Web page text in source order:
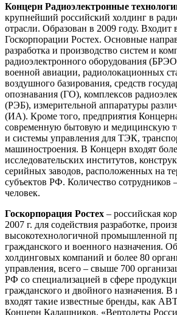
Концерн Радиоэлектронные
крупнейший российский холдинг в
отрасли. Образован в 2009 году. Входит
Госкорпорации Ростех. Основные
разработка и производство систем и
радиоэлектронного оборудования
военной авиации, радиолокационных
воздушного базирования, средств
опознавания (ГО), комплексов
(РЭБ), измерительной аппаратуры
(ИА). Кроме того, предприятия
современную бытовую и медицинскую
и системы управления для ТЭК,
машиностроения. В Концерн входят
исследовательских институтов,
серийных заводов, расположенных на
субъектов РФ. Количество сотрудников
человек.
Госкорпорация Ростех – российская
2007 г. для содействия разработке,
высокотехнологичной промышленной
гражданского и военного назначения.
холдинговых компаний и более 80
управления, всего – свыше 700
РФ со специализацией в сфере
гражданского и двойного назначения. В
входят такие известные бренды, как
Концерн Калашников, «Вертолеты